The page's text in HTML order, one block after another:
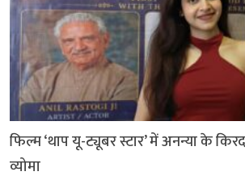
फिल्म ‘थाप यू-ट्यूबर स्टार’ में अनन्या के
व्योमा